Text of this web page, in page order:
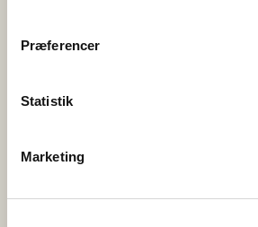
Præferencer
Statistik
Marketing
Stationsparken 31-33
EAN
Åben: